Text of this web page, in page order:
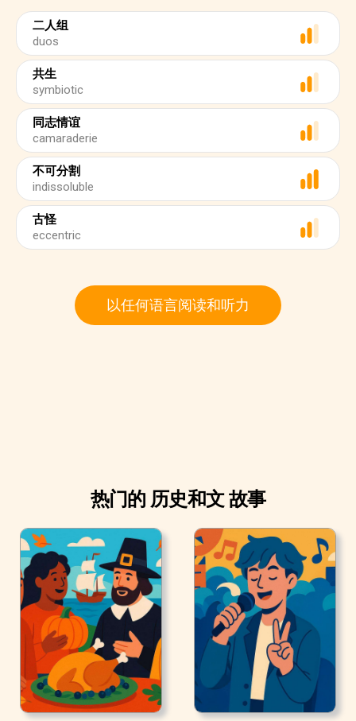
二人组
duos
共生
symbiotic
同志情谊
camaraderie
不可分割
indissoluble
古怪
eccentric
以任何语言阅读和听力
热门的 历史和文 故事